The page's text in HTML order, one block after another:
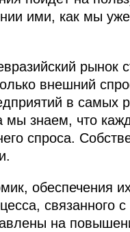
ими, как мы
рынок
внешний
в самых
мы знаем, что
спроса.
обеспечения
связанного
на